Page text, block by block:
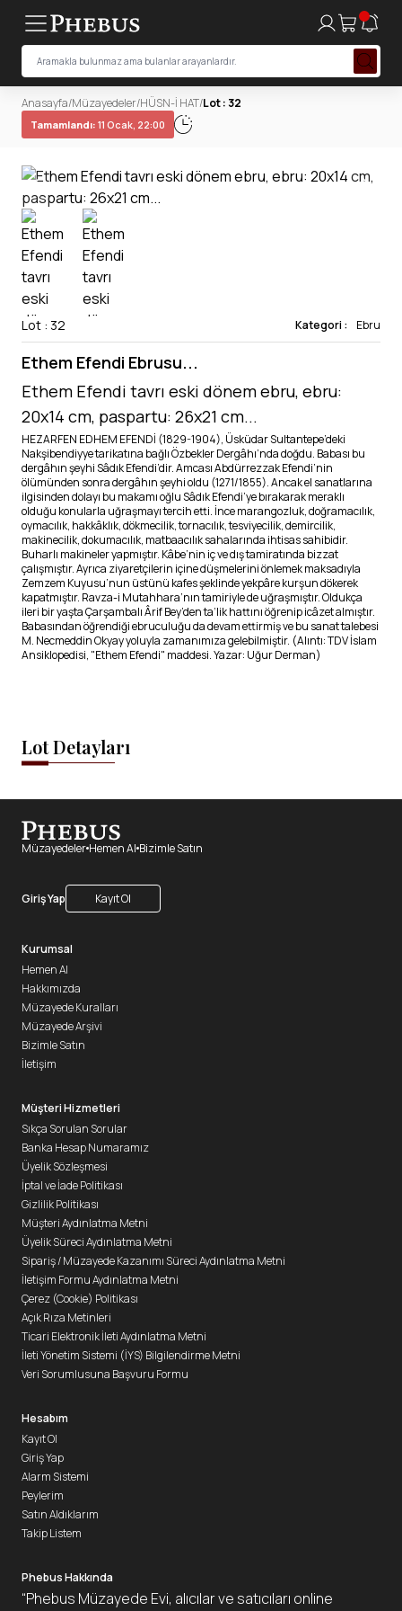
Anasayfa/Müzayedeler/HÜSN-İ HAT/Lot : 32
Tamamlandı: 11 Ocak, 22:00
Lot : 32 Kategori : Ebru
Ethem Efendi Ebrusu...
Ethem Efendi tavrı eski dönem ebru, ebru:
20x14 cm, paspartu: 26x21 cm...
HEZARFEN EDHEM EFENDİ (1829-1904), Üsküdar Sultantepe’deki
Nakşibendiyye tarikatına bağlı Özbekler Dergâhı’nda doğdu. Babası bu
dergâhın şeyhi Sâdık Efendi’dir. Amcası Abdürrezzak Efendi’nin
ölümünden sonra dergâhın şeyhi oldu (1271/1855). Ancak el sanatlarına
ilgisinden dolayı bu makamı oğlu Sâdık Efendi’ye bırakarak meraklı
olduğu konularla uğraşmayı tercih etti. İnce marangozluk, doğramacılık,
oymacılık, hakkâklık, dökmecilik, tornacılık, tesviyecilik, demircilik,
makinecilik, dokumacılık, matbaacılık sahalarında ihtisas sahibidir.
Buharlı makineler yapmıştır. Kâbe’nin iç ve dış tamiratında bizzat
çalışmıştır. Ayrıca ziyaretçilerin içine düşmelerini önlemek maksadıyla
Zemzem Kuyusu’nun üstünü kafes şeklinde yekpâre kurşun dökerek
kapatmıştır. Ravza-i Mutahhara’nın tamiriyle de uğraşmıştır. Oldukça
ileri bir yaşta Çarşambalı Ârif Bey’den ta‘lik hattını öğrenip icâzet almıştır.
Babasından öğrendiği ebruculuğu da devam ettirmiş ve bu sanat talebesi
M. Necmeddin Okyay yoluyla zamanımıza gelebilmiştir. (Alıntı: TDV İslam
Ansiklopedisi, "Ethem Efendi" maddesi. Yazar: Uğur Derman)
Lot Detayları
Müzayedeler Hemen Al Bizimle Satın
Giriş Yap Kayıt Ol
Phebus Hakkında
“Phebus Müzayede Evi, alıcılar ve satıcıları online
Kurumsal
Hemen Al
Hakkımızda
Müzayede Kuralları
Müzayede Arşivi
Bizimle Satın
İletişim
Müşteri Hizmetleri
Sıkça Sorulan Sorular
Banka Hesap Numaramız
Üyelik Sözleşmesi
İptal ve İade Politikası
Gizlilik Politikası
Müşteri Aydınlatma Metni
Üyelik Süreci Aydınlatma Metni
Sipariş / Müzayede Kazanımı Süreci Aydınlatma Metni
İletişim Formu Aydınlatma Metni
Çerez (Cookie) Politikası
Açık Rıza Metinleri
Ticari Elektronik İleti Aydınlatma Metni
İleti Yönetim Sistemi (İYS) Bilgilendirme Metni
Veri Sorumlusuna Başvuru Formu
Hesabım
Kayıt Ol
Giriş Yap
Alarm Sistemi
Peylerim
Satın Aldıklarım
Takip Listem